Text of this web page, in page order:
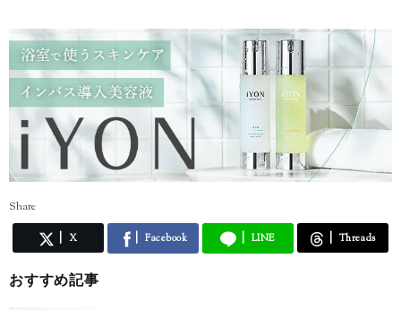
Share
X Facebook LINE Threads
おすすめ記事